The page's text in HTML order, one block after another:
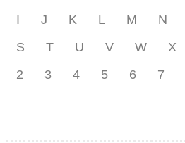
I
J K L M N
S
T U V W X
2
3 4 5 6 7